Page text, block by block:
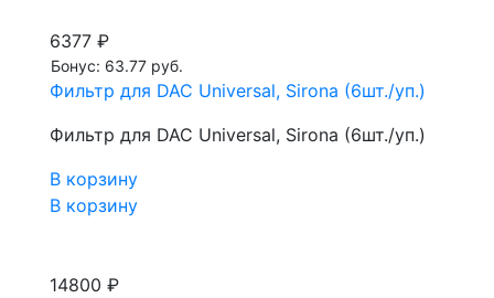
6377 ₽
Бонус: 63.77 руб.
Фильтр для DAC Universal, Sirona (6шт./уп.)
Фильтр для DAC Universal, Sirona (6шт./уп.)
В корзину
В корзину
14800 ₽